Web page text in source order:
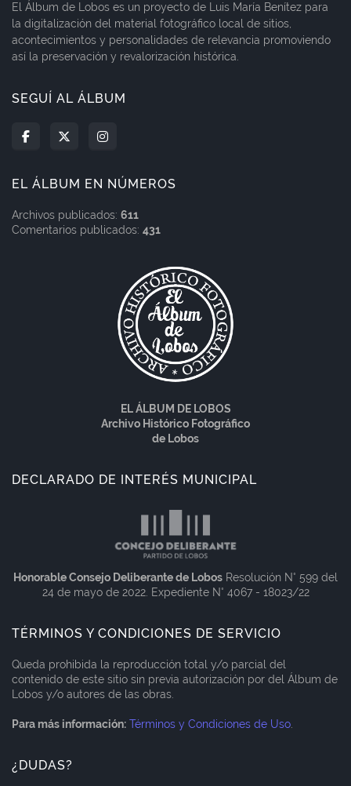
El Álbum de Lobos es un proyecto de Luis María Benítez para
la digitalización del material fotográfico local de sitios,
acontecimientos y personalidades de relevancia promoviendo
así la preservación y revalorización histórica.
SEGUÍ AL ÁLBUM
EL ÁLBUM EN NÚMEROS
Archivos publicados: 611
Comentarios publicados: 431
EL ÁLBUM DE LOBOS
Archivo Histórico Fotográfico
de Lobos
DECLARADO DE INTERÉS MUNICIPAL
Honorable Consejo Deliberante de Lobos Resolución N° 599 del
24 de mayo de 2022. Expediente N° 4067 - 18023/22
TÉRMINOS Y CONDICIONES DE SERVICIO
Queda prohibida la reproducción total y/o parcial del
contenido de este sitio sin previa autorización por del Álbum de
Lobos y/o autores de las obras.
Para más información: Términos y Condiciones de Uso.
¿DUDAS?